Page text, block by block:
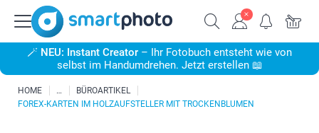
🪄 NEU: Instant Creator – Ihr Fotobuch entsteht wie von
selbst im Handumdrehen. Jetzt erstellen 📖
HOME
BÜROARTIKEL
FOREX-KARTEN IM HOLZAUFSTELLER MIT TROCKENBLUMEN